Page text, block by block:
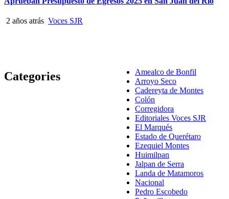
2 años atrás Voces SJR
Categories
Amealco de Bonfil
Arroyo Seco
Cadereyta de Montes
Colón
Corregidora
Editoriales Voces SJR
El Marqués
Estado de Querétaro
Ezequiel Montes
Huimilpan
Jalpan de Serra
Landa de Matamoros
Nacional
Pedro Escobedo